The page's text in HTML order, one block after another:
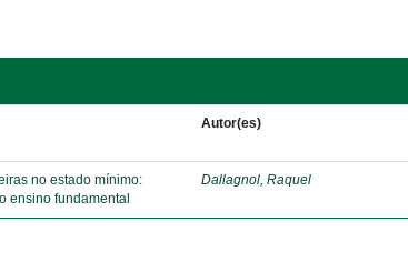
Autor(es)
no estado mínimo:
ensino fundamental
Dallagnol, Raquel